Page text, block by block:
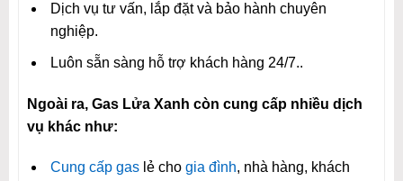
Dịch vụ tư vấn, lắp đặt và bảo hành chuyên
nghiệp.
Luôn sẵn sàng hỗ trợ khách hàng 24/7..
Ngoài ra, Gas Lửa Xanh còn cung cấp nhiều dịch
vụ khác như:
Cung cấp gaslẻ cho gia đình, nhà hàng, khách